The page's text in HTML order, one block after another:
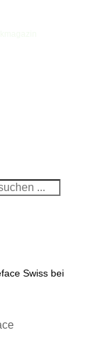
Swiss bei